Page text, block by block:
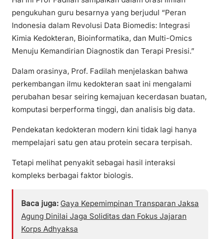
pengukuhan guru besarnya yang berjudul “Peran
Indonesia dalam Revolusi Data Biomedis: Integrasi
Kimia Kedokteran, Bioinformatika, dan Multi-Omics
Menuju Kemandirian Diagnostik dan Terapi Presisi.”
Dalam orasinya, Prof. Fadilah menjelaskan bahwa
perkembangan ilmu kedokteran saat ini mengalami
perubahan besar seiring kemajuan kecerdasan buatan,
komputasi berperforma tinggi, dan analisis big data.
Pendekatan kedokteran modern kini tidak lagi hanya
mempelajari satu gen atau protein secara terpisah.
Tetapi melihat penyakit sebagai hasil interaksi
kompleks berbagai faktor biologis.
Baca juga: Gaya Kepemimpinan Transparan Jaksa
Agung Dinilai Jaga Soliditas dan Fokus Jajaran
Korps Adhyaksa